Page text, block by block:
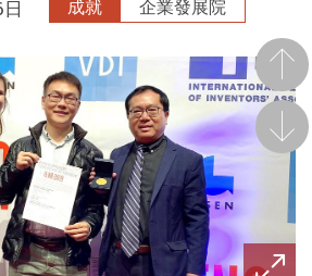
成就 企業發展院
前
後一